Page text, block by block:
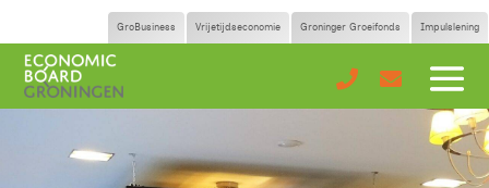
GroBusiness Vrijetijdseconomie Groninger Groeifonds Impulslening
 